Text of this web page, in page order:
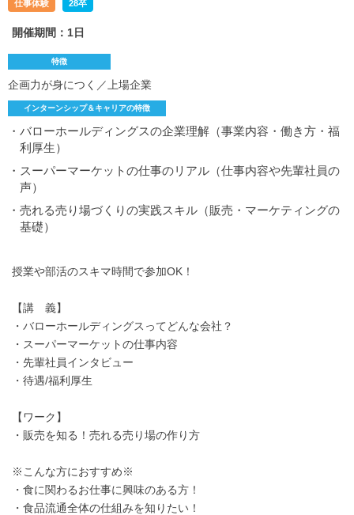
仕事体験 28卒
開催期間：1日
特徴
企画力が身につく／上場企業
インターンシップ＆キャリアの特徴
・バローホールディングスの企業理解（事業内容・働き方・福
利厚生）
・スーパーマーケットの仕事のリアル（仕事内容や先輩社員の
声）
・売れる売り場づくりの実践スキル（販売・マーケティングの
基礎）
授業や部活のスキマ時間で参加OK！
【講 義】
・バローホールディングスってどんな会社？
・スーパーマーケットの仕事内容
・先輩社員インタビュー
・待遇/福利厚生
【ワーク】
・販売を知る！売れる売り場の作り方
※こんな方におすすめ※
・食に関わるお仕事に興味のある方！
・食品流通全体の仕組みを知りたい！